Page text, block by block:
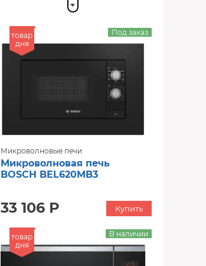
товар
дня
Микроволновые печи
Микроволновая печь
BOSCH BEL620MB3
33 106 Р
Под заказ
Купить
товар
дня
В наличии